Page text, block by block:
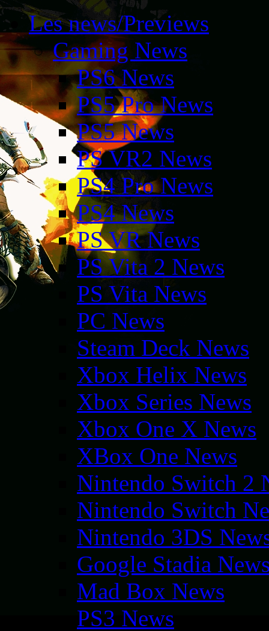
Les news/Previews
Gaming News
PS6 News
PS5 Pro News
PS5 News
PS VR2 News
PS4 Pro News
PS4 News
PS VR News
PS Vita 2 News
PS Vita News
PC News
Steam Deck News
Xbox Helix News
Xbox Series News
Xbox One X News
XBox One News
Nintendo Switch 2
Nintendo Switch
Nintendo 3DS
Google Stadia
Mad Box News
PS3 News